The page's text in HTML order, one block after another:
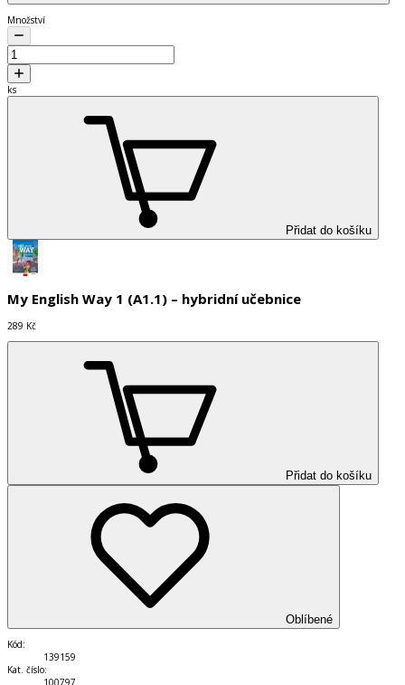
Množství
ks
Přidat do košíku
My English Way 1 (A1.1) – hybridní učebnice
289 Kč
Přidat do košíku
Oblíbené
Kód:
139159
Kat. číslo:
100797